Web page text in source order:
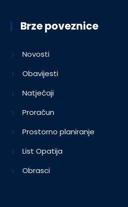
Brze poveznice
Novosti
Obavijesti
Natječaji
Proračun
Prostorno planiranje
List Opatija
Obrasci